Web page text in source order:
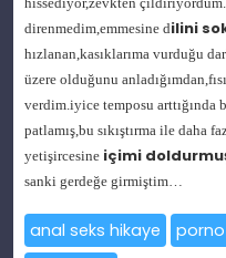
direnmedim,emmesine dilini
hızlanan,kasıklarıma vurduğu
üzere olduğunu
verdim.iyice temposu
patlamış,bu sıkıştırma ile daha
yetişircesine içimi
sanki gerdeğe girmiştim…
anal seks hikaye